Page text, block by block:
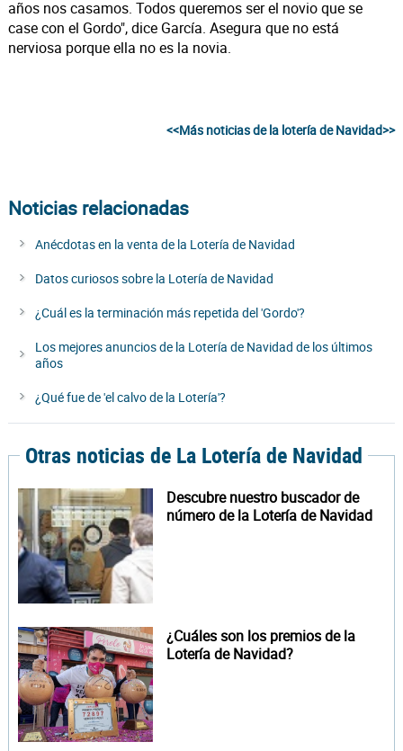
años nos casamos. Todos queremos ser el novio que se
case con el Gordo", dice García. Asegura que no está
nerviosa porque ella no es la novia.
<<Más noticias de la lotería de Navidad>>
Noticias relacionadas
Anécdotas en la venta de la Lotería de Navidad
Datos curiosos sobre la Lotería de Navidad
¿Cuál es la terminación más repetida del 'Gordo'?
Los mejores anuncios de la Lotería de Navidad de los últimos
años
¿Qué fue de 'el calvo de la Lotería'?
Otras noticias de La Lotería de Navidad
Descubre nuestro buscador de
número de la Lotería de Navidad
¿Cuáles son los premios de la
Lotería de Navidad?